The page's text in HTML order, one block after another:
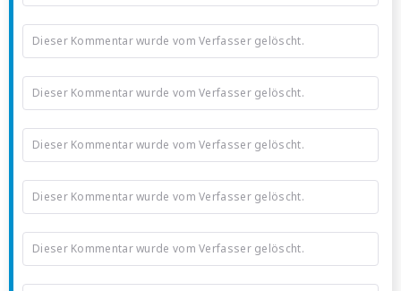
Dieser Kommentar wurde vom Verfasser gelöscht.
Dieser Kommentar wurde vom Verfasser gelöscht.
Dieser Kommentar wurde vom Verfasser gelöscht.
Dieser Kommentar wurde vom Verfasser gelöscht.
Dieser Kommentar wurde vom Verfasser gelöscht.